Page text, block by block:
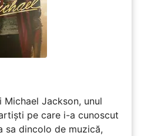
Jackson, unul
pe care i-a cunoscut
sa dincolo de muzică,